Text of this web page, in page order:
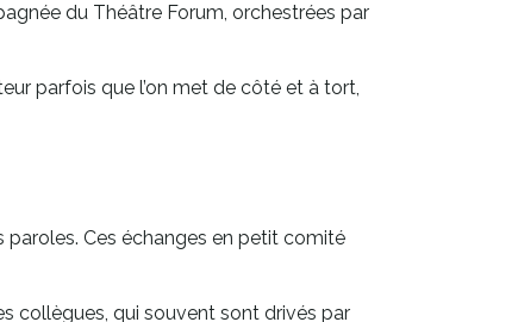
du Théâtre Forum, orchestrées par
parfois que l’on met de côté et à tort,
paroles. Ces échanges en petit comité
collègues, qui souvent sont drivés par